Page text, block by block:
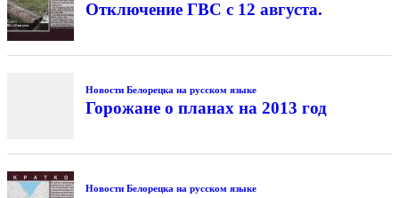
Отключение ГВС с 12 августа.
Новости Белорецка на русском языке
Горожане о планах на 2013 год
Новости Белорецка на русском языке